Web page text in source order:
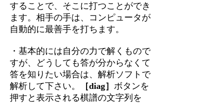
することで、そこに打つことができ
ます。相手の手は、コンピュータが
自動的に最善手を打ちます。
・基本的には自分の力で解くもので
すが、どうしても答が分からなくて
答を知りたい場合は、解析ソフトで
解析して下さい。
［diag］ ボタンを
押すと表示される棋譜の文字列を